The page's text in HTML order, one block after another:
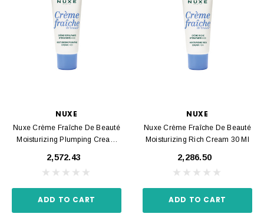
NUXE
Nuxe Crème Fraîche De Beauté
Moisturizing Plumping Cream
₹2,572.43
ADD TO CART
NUXE
Nuxe Crème Fraîche De Beauté
Moisturizing Rich Cream 30 Ml
₹2,286.50
ADD TO CART